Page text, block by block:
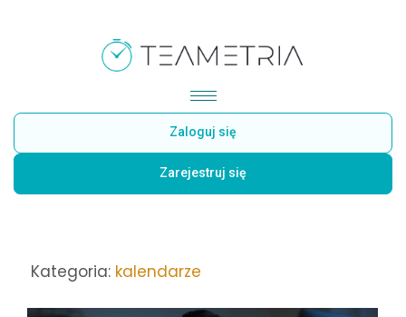
Zaloguj się
Zarejestruj się
Kategoria: kalendarze